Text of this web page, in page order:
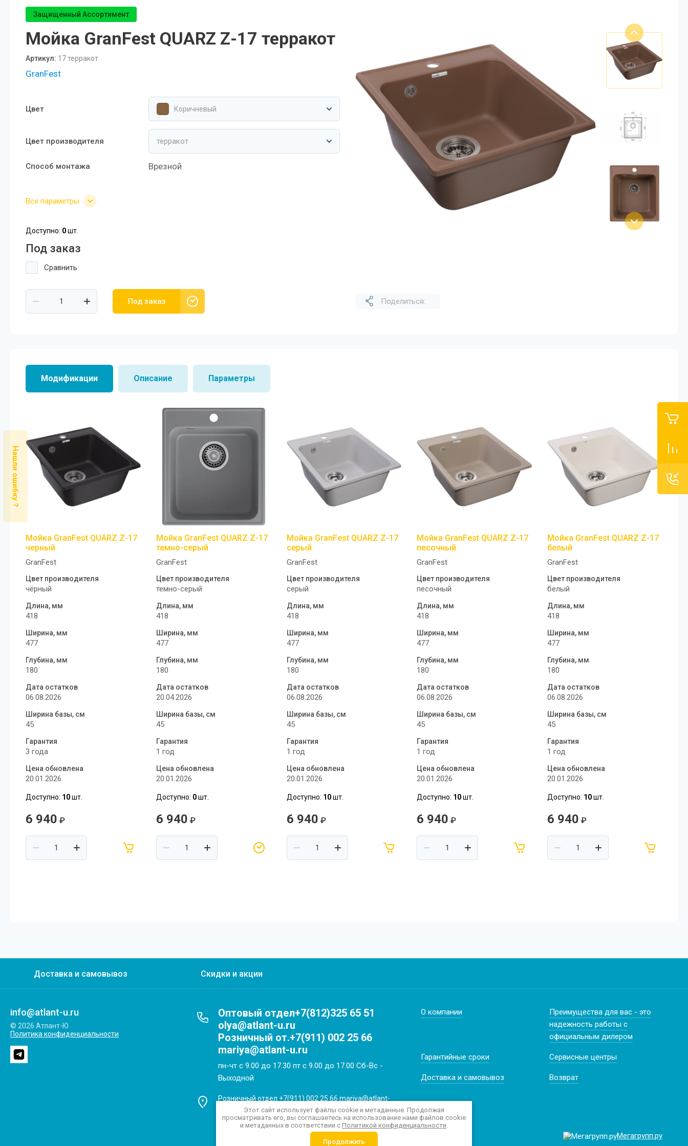
PAULMARK VELLO YUMI LASSAN
PAULMARK NEXT UN
PAULMARK REFINE SYSTEM
Paulmark Презентация Мойка+коландер
Смеситель PAULMARK SERPENTINE
Мойки PAULMARK NEXT
Ролл-маты PAULMARK
PAULMARK Сифон Одинарный
Посудомоечные машины MIDEA
SCANDILUX
Защищенный Ассортимент
Мойка GranFest QUARZ Z-17 терракот
Артикул: 17 терракот
GranFest
Цвет Коричневый
Цвет производителя
Способ монтажа Врезной
Все параметры
Доступно: 0шт.
Под заказ
Сравнить
Под заказ Поделиться:
Модификации Описание Параметры
Мойка GranFest QUARZ Z-17
черный
GranFest
Цвет производителя
чёрный
Длина, мм
418
Ширина, мм
477
Глубина, мм
180
Дата остатков
06.08.2026
Ширина базы, см
45
Гарантия
3 года
Цена обновлена
20.01.2026
Доступно: 10шт.
6 940 ₽
Мойка GranFest QUARZ Z-17
темно-серый
GranFest
Цвет производителя
темно-серый
Длина, мм
418
Ширина, мм
477
Глубина, мм
180
Дата остатков
20.04.2026
Ширина базы, см
45
Гарантия
1 год
Цена обновлена
20.01.2026
Доступно: 0шт.
6 940 ₽
Мойка GranFest QUARZ Z-17
серый
GranFest
Цвет производителя
серый
Длина, мм
418
Ширина, мм
477
Глубина, мм
180
Дата остатков
06.08.2026
Ширина базы, см
45
Гарантия
1 год
Цена обновлена
20.01.2026
Доступно: 10шт.
6 940 ₽
Мойка GranFest QUARZ Z-17
песочный
GranFest
Цвет производителя
песочный
Длина, мм
418
Ширина, мм
477
Глубина, мм
180
Дата остатков
06.08.2026
Ширина базы, см
45
Гарантия
1 год
Цена обновлена
20.01.2026
Доступно: 10шт.
6 940 ₽
Мойка GranFest QUARZ Z-17
белый
GranFest
Цвет производителя
белый
Длина, мм
418
Ширина, мм
477
Глубина, мм
180
Дата остатков
06.08.2026
Ширина базы, см
45
Гарантия
1 год
Цена обновлена
20.01.2026
Доступно: 10шт.
6 940 ₽
Нашли ошибку ?
Доставка и самовывоз Скидки и акции
info@atlant-u.ru
© 2026 Атлант-Ю
Политика конфиденциальности
Оптовый отдел+7(812)325 65 51
olya@atlant-u.ru
Розничный от.+7(911) 002 25 66
mariya@atlant-u.ru
пн-чт с 9.00 до 17.30 пт с 9.00 до 17.00 Сб-Вс -
Выходной
Розничный отдел +7(911) 002 25 66 mariya@atlant-
О компании
Преимущества для вас - это
надежность работы с
официальным дилером
Гарантийные сроки Сервисные центры
Доставка и самовывоз Возврат
Мегагрупп.ру
Этот сайт использует файлы cookie и метаданные. Продолжая
просматривать его, вы соглашаетесь на использование нами файлов cookie
и метаданных в соответствии с Политикой конфиденциальности.
Продолжить